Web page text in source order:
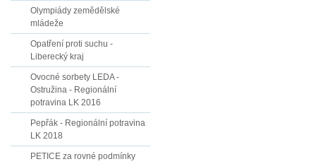
Olympiády zemědělské
mládeže
Opatření proti suchu -
Liberecký kraj
Ovocné sorbety LEDA -
Ostružina - Regionální
potravina LK 2016
Pepřák - Regionální potravina
LK 2018
PETICE za rovné podmínky